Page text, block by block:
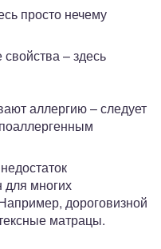
просто нечему
– здесь
аллергию – следует
для многих
дороговизной
матрацы.